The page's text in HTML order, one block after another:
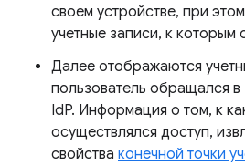
своем устройстве, при
учетные записи, к
Далее отображаются
пользователь обращался в
IdP. Информация о том, к
осуществлялся доступ,
свойства конечной точки